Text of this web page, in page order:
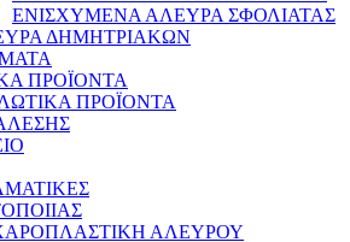
ΕΝΙΣΧΥΜΕΝΑ ΑΛΕΥΡΑ ΣΦΟΛΙΑΤΑΣ
ΔΗΜΗΤΡΙΑΚΩΝ
ΠΡΟΪΟΝΤΑ
ΠΡΟΪΟΝΤΑ
ΑΛΕΥΡΟΥ